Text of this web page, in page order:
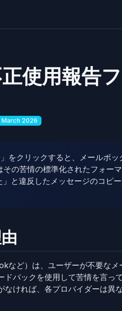
使用報告
March 2026
をクリックすると、メールボ
の苦情の標準化されたフォー
と違反したメッセージのコピ
など）は、ユーザーが不要なメ
バックを使用して苦情を言っ
ければ、各プロバイダーは異